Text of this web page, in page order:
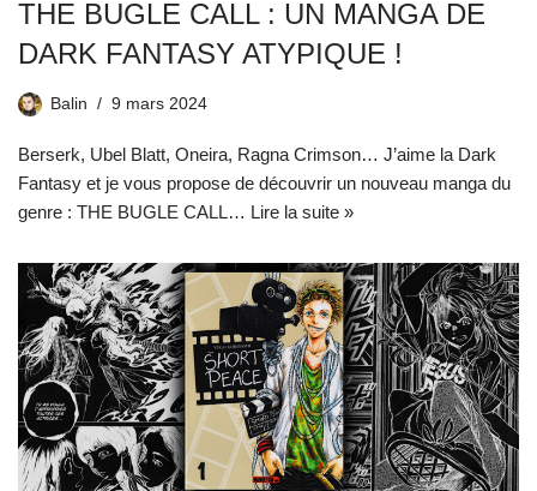
THE BUGLE CALL : UN MANGA DE
DARK FANTASY ATYPIQUE !
Balin 9 mars 2024
Berserk, Ubel Blatt, Oneira, Ragna Crimson… J’aime la Dark
Fantasy et je vous propose de découvrir un nouveau manga du
genre : THE BUGLE CALL… Lire la suite »